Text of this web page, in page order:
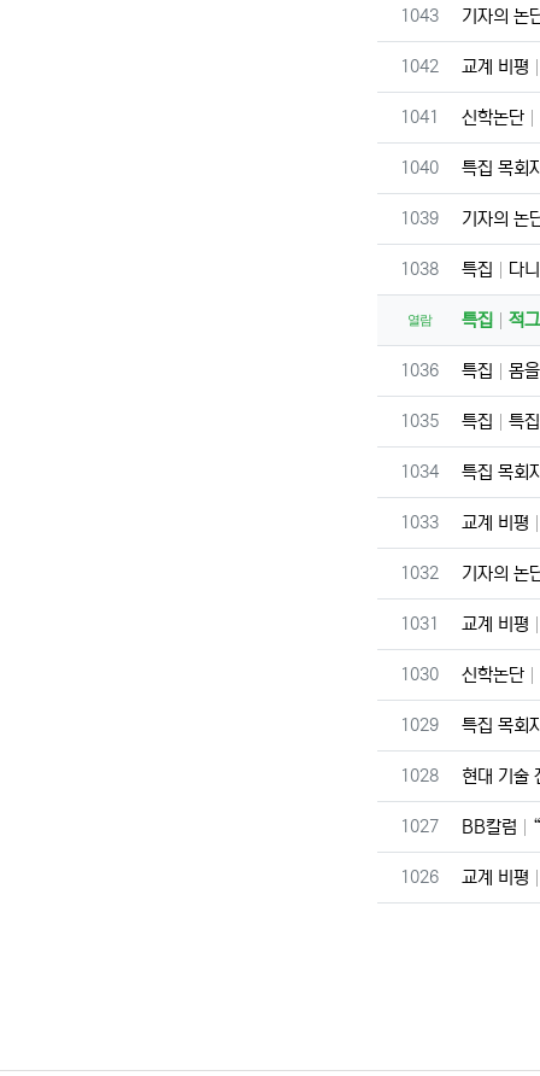
번호
1043 기자의 논
번호
1042 교계 비평
번호
1041 신학논단
번호
1040 특집 목회
번호
1039 기자의 논
번호
1038 특집 다
열람 특집 적
번호
1036 특집 몸
번호
1035 특집 특
번호
1034 특집 목회
번호
1033 교계 비평
번호
1032 기자의 논
번호
1031 교계 비평
번호
1030 신학논단
번호
1029 특집 목회
번호
1028 현대 기술
번호
1027 BB칼럼
번호
1026 교계 비평